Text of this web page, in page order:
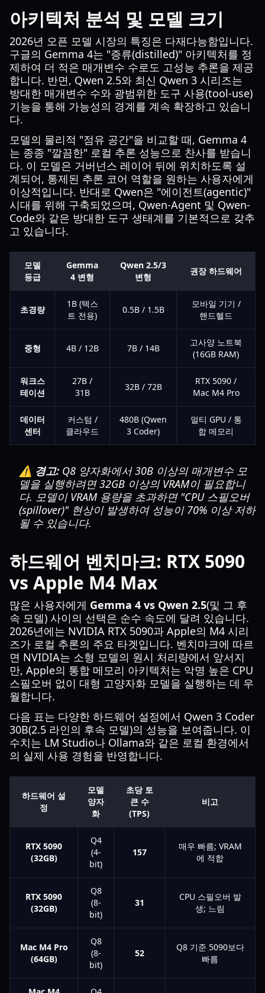
아키텍처 분석 및 모델 크기
2026년 오픈 모델 시장의 특징은 다재다능함입니다.
구글의 Gemma 4는 "증류(distilled)" 아키텍처를 정
제하여 더 적은 매개변수 수로도 고성능 추론을 제공
합니다. 반면, Qwen 2.5와 최신 Qwen 3 시리즈는
방대한 매개변수 수와 광범위한 도구 사용(tool-use)
기능을 통해 가능성의 경계를 계속 확장하고 있습니
다.
모델의 물리적 "점유 공간"을 비교할 때, Gemma 4
는 종종 "깔끔한" 로컬 추론 성능으로 찬사를 받습니
다. 이 모델은 거버넌스 레이어 뒤에 위치하도록 설
계되어, 통제된 추론 코어 역할을 원하는 사용자에게
이상적입니다. 반대로 Qwen은 "에이전트(agentic)"
시대를 위해 구축되었으며, Qwen-Agent 및 Qwen-
Code와 같은 방대한 도구 생태계를 기본적으로 갖추
고 있습니다.
모델
등급
Gemma
4 변형
Qwen 2.5/3
변형
권장 하드웨어
초경량
1B (텍스
트 전용)
0.5B / 1.5B
모바일 기기 /
핸드헬드
중형 4B / 12B 7B / 14B
고사양 노트북
(16GB RAM)
워크스
테이션
27B /
31B
32B / 72B
RTX 5090 /
Mac M4 Pro
데이터
센터
커스텀 /
클라우드
480B (Qwen
3 Coder)
멀티 GPU / 통
합 메모리
⚠️ 경고: Q8 양자화에서 30B 이상의 매개변수 모
델을 실행하려면 32GB 이상의 VRAM이 필요합니
다. 모델이 VRAM 용량을 초과하면 "CPU 스필오버
(spillover)" 현상이 발생하여 성능이 70% 이상 저하
될 수 있습니다.
하드웨어 벤치마크: RTX 5090
vs Apple M4 Max
많은 사용자에게 Gemma 4 vs Qwen 2.5(및 그 후
속 모델) 사이의 선택은 순수 속도에 달려 있습니다.
2026년에는 NVIDIA RTX 5090과 Apple의 M4 시리
즈가 로컬 추론의 주요 타겟입니다. 벤치마크에 따르
면 NVIDIA는 소형 모델의 원시 처리량에서 앞서지
만, Apple의 통합 메모리 아키텍처는 악명 높은 CPU
스필오버 없이 대형 고양자화 모델을 실행하는 데 우
월합니다.
다음 표는 다양한 하드웨어 설정에서 Qwen 3 Coder
30B(2.5 라인의 후속 모델)의 성능을 보여줍니다. 이
수치는 LM Studio나 Ollama와 같은 로컬 환경에서
의 실제 사용 경험을 반영합니다.
하드웨어 설
정
모델
양자
화
초당 토
큰 수
(TPS)
비고
RTX 5090
(32GB)
Q4
(4-
bit)
157
매우 빠름; VRAM
에 적합
RTX 5090
(32GB)
Q8
(8-
bit)
31
CPU 스필오버 발
생; 느림
Mac M4 Pro
(64GB)
Q8
(8-
bit)
52
Q8 기준 5090보다
빠름